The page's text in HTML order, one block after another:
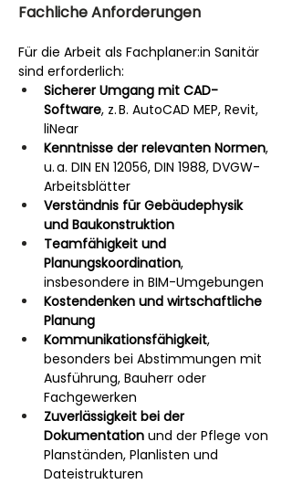
Fachliche Anforderungen
Für die Arbeit als Fachplaner:in Sanitär
sind erforderlich:
Sicherer Umgang mit CAD-
Software, z. B. AutoCAD MEP, Revit,
liNear
Kenntnisse der relevanten Normen,
u. a. DIN EN 12056, DIN 1988, DVGW-
Arbeitsblätter
Verständnis für Gebäudephysik
und Baukonstruktion
Teamfähigkeit und
Planungskoordination,
insbesondere in BIM-Umgebungen
Kostendenken und wirtschaftliche
Planung
Kommunikationsfähigkeit,
besonders bei Abstimmungen mit
Ausführung, Bauherr oder
Fachgewerken
Zuverlässigkeit bei der
Dokumentation und der Pflege von
Planständen, Planlisten und
Dateistrukturen